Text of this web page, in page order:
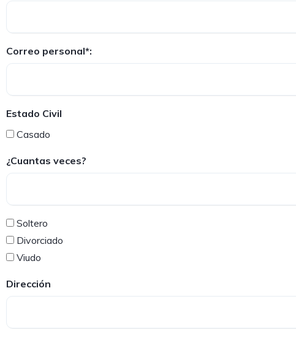
Correo personal*:
Estado Civil
Casado
¿Cuantas veces?
Soltero
Divorciado
Viudo
Dirección